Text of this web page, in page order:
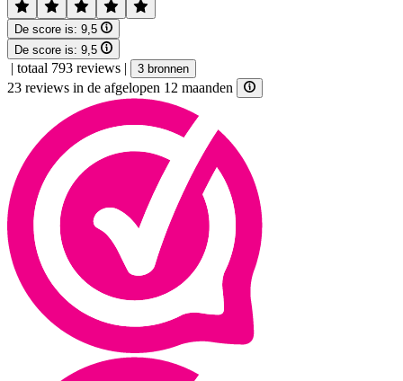
De score is: 9,5
De score is: 9,5
| totaal 793 reviews | 3 bronnen
23 reviews in de afgelopen 12 maanden